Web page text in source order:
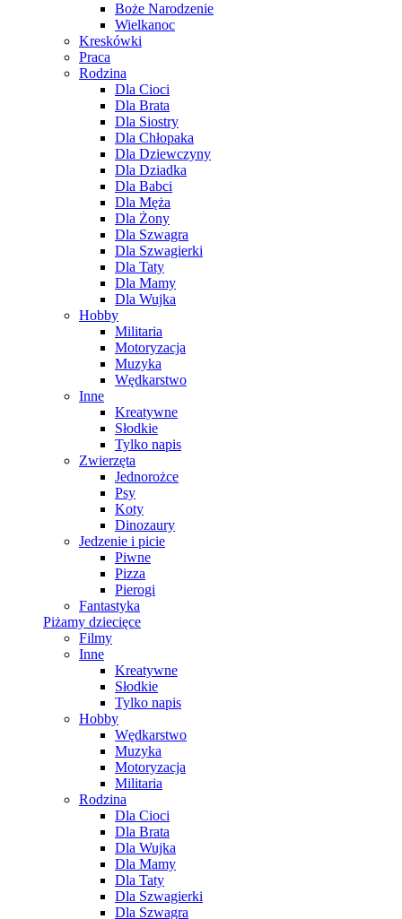
Boże Narodzenie
Wielkanoc
Kreskówki
Praca
Rodzina
Dla Cioci
Dla Brata
Dla Siostry
Dla Chłopaka
Dla Dziewczyny
Dla Dziadka
Dla Babci
Dla Męża
Dla Żony
Dla Szwagra
Dla Szwagierki
Dla Taty
Dla Mamy
Dla Wujka
Hobby
Militaria
Motoryzacja
Muzyka
Wędkarstwo
Inne
Kreatywne
Słodkie
Tylko napis
Zwierzęta
Jednorożce
Psy
Koty
Dinozaury
Jedzenie i picie
Piwne
Pizza
Pierogi
Fantastyka
Piżamy dziecięce
Filmy
Inne
Kreatywne
Słodkie
Tylko napis
Hobby
Wędkarstwo
Muzyka
Motoryzacja
Militaria
Rodzina
Dla Cioci
Dla Brata
Dla Wujka
Dla Mamy
Dla Taty
Dla Szwagierki
Dla Szwagra